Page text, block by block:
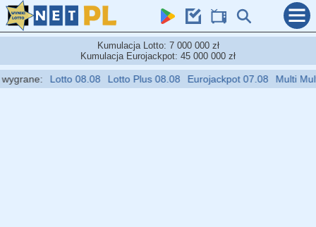
Kumulacja Lotto: 7 000 000 zł
Kumulacja Eurojackpot: 45 000 000 zł
Lotto 08.08 Lotto Plus 08.08 Eurojackpot 07.08 Multi Multi